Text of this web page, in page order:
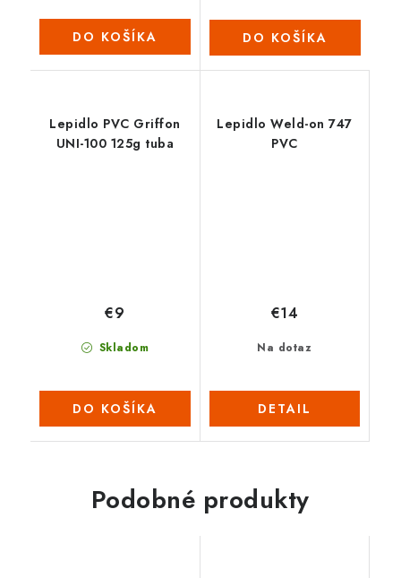
DO KOŠÍKA DO KOŠÍKA
Lepidlo PVC Griffon
UNI-100 125g tuba
Skladom
€9
DO KOŠÍKA
Lepidlo Weld-on 747
PVC
Na dotaz
€14
DETAIL
Podobné produkty